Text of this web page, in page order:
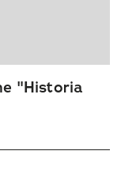
"Historia